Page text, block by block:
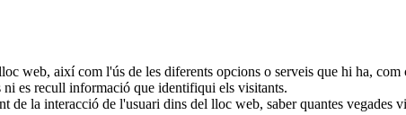
web, així com l'ús de les diferents opcions o serveis que hi ha,
es recull informació que identifiqui els visitants.
la interacció de l'usuari dins del lloc web, saber quantes vegades